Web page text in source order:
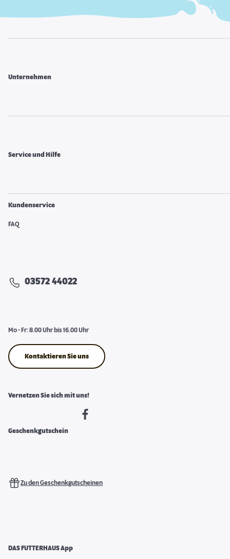
Unternehmen
Service und Hilfe
Kundenservice
FAQ
03572 44022
Mo - Fr: 8.00 Uhr bis 16.00 Uhr
Kontaktieren Sie uns
Vernetzen Sie sich mit uns!
Geschenkgutschein
Zu den Geschenkgutscheinen
DAS FUTTERHAUS App